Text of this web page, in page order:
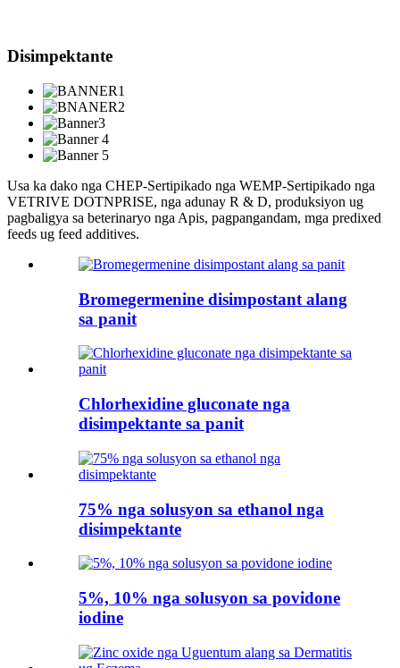
Disimpektante
Usa ka dako nga CHEP-Sertipikado nga WEMP-Sertipikado nga
VETRIVE DOTNPRISE, nga adunay R & D, produksiyon ug
pagbaligya sa beterinaryo nga Apis, pagpangandam, mga predixed
feeds ug feed additives.
Bromegermenine disimpostant alang
sa panit
Chlorhexidine gluconate nga
disimpektante sa panit
75% nga solusyon sa ethanol nga
disimpektante
5%, 10% nga solusyon sa povidone
iodine